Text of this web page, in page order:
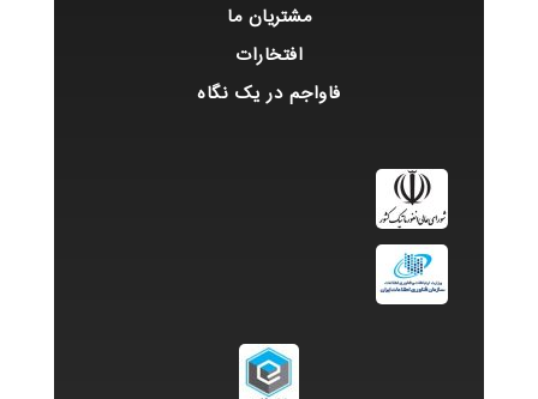
مشتریان ما
افتخارات
فاواجم در یک نگاه